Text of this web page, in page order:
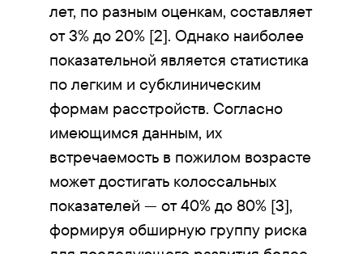
лет, по разным оценкам, составляет
от 3% до 20% [2]. Однако наиболее
показательной является статистика
по легким и субклиническим
формам расстройств. Согласно
имеющимся данным, их
встречаемость в пожилом возрасте
может достигать колоссальных
показателей — от 40% до 80% [3],
формируя обширную группу риска